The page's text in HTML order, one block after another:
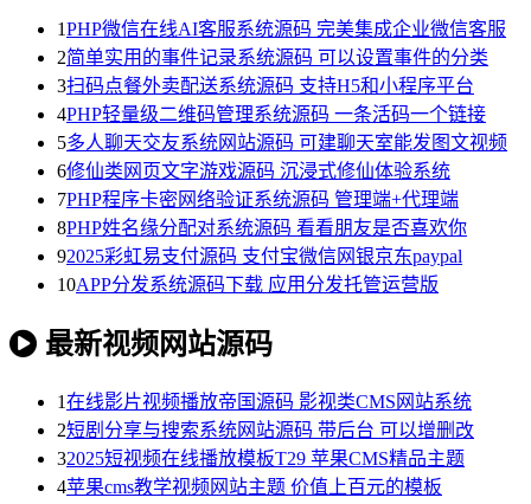
1PHP微信在线AI客服系统源码 完美集成企业微信客服
2简单实用的事件记录系统源码 可以设置事件的分类
3扫码点餐外卖配送系统源码 支持H5和小程序平台
4PHP轻量级二维码管理系统源码 一条活码一个链接
5多人聊天交友系统网站源码 可建聊天室能发图文视频
6修仙类网页文字游戏源码 沉浸式修仙体验系统
7PHP程序卡密网络验证系统源码 管理端+代理端
8PHP姓名缘分配对系统源码 看看朋友是否喜欢你
92025彩虹易支付源码 支付宝微信网银京东paypal
10APP分发系统源码下载 应用分发托管运营版
最新视频网站源码
1在线影片视频播放帝国源码 影视类CMS网站系统
2短剧分享与搜索系统网站源码 带后台 可以增删改
32025短视频在线播放模板T29 苹果CMS精品主题
4苹果cms教学视频网站主题 价值上百元的模板